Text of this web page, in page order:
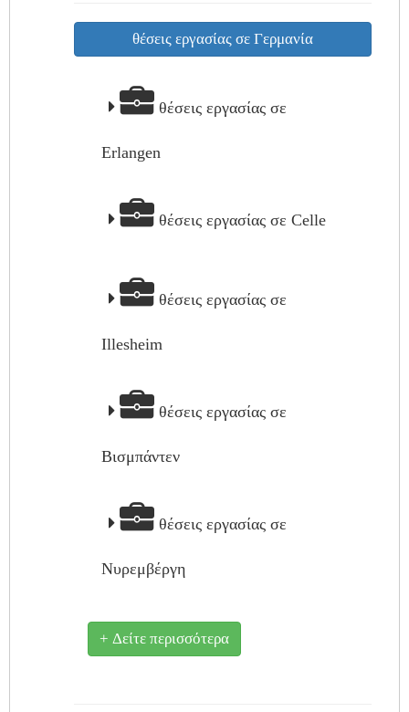
θέσεις εργασίας σε Γερμανία
θέσεις εργασίας σε
Erlangen
θέσεις εργασίας σε Celle
θέσεις εργασίας σε
Illesheim
θέσεις εργασίας σε
Βισμπάντεν
θέσεις εργασίας σε
Νυρεμβέργη
+ Δείτε περισσότερα